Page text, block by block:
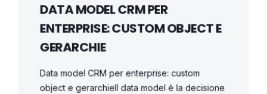
DATA MODEL CRM PER
ENTERPRISE: CUSTOM OBJECT E
GERARCHIE
Data model CRM per enterprise: custom
object e gerarchieIl data model è la decisione